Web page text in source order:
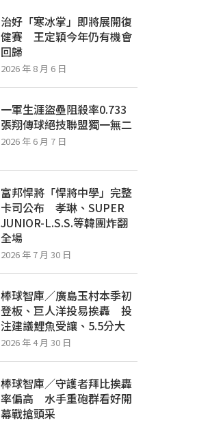
治好「寒冰掌」即將展開復
健賽 王定穎今年仍有機會
回歸
2026 年 8 月 6 日
一軍生涯盜壘阻殺率0.733
張翔傳球絕技聯盟獨一無二
2026 年 6 月 7 日
富邦悍將「悍將中學」完整
卡司公布 孝琳、SUPER
JUNIOR-L.S.S.等韓團炸翻
全場
2026 年 7 月 30 日
棒球智庫／廣島玉村本季初
登板、巨人洋投易挨轟 投
注建議鯉魚受讓、5.5分大
2026 年 4 月 30 日
棒球智庫／守護者拜比挨轟
率偏高 水手重砲群看好開
幕戰搶頭采